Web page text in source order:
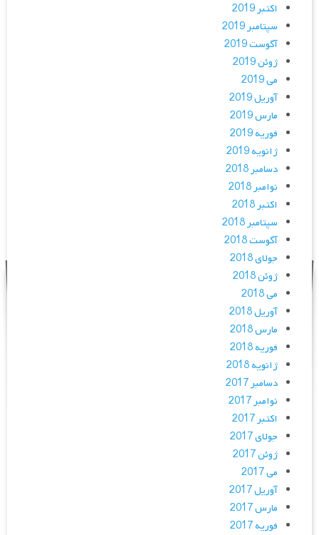
اکتبر 2019
سپتامبر 2019
آگوست 2019
ژوئن 2019
می 2019
آوریل 2019
مارس 2019
فوریه 2019
ژانویه 2019
دسامبر 2018
نوامبر 2018
اکتبر 2018
سپتامبر 2018
آگوست 2018
جولای 2018
ژوئن 2018
می 2018
آوریل 2018
مارس 2018
فوریه 2018
ژانویه 2018
دسامبر 2017
نوامبر 2017
اکتبر 2017
جولای 2017
ژوئن 2017
می 2017
آوریل 2017
مارس 2017
فوریه 2017